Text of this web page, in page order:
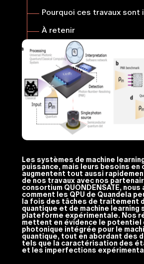
Pourquoi ces travaux sont
À retenir
Les systèmes de machine
puissance, mais leurs besoins en
augmentent tout aussi
de nos travaux avec nos
consortium QUONDENSATE,
comment les QPU de Quandela
la fois des tâches de traitement
quantique et de machine learning
plateforme expérimentale. Nos
mettent en évidence le potentiel
photonique intégrée pour le
quantique, tout en abordant des
tels que la caractérisation des
et les imperfections